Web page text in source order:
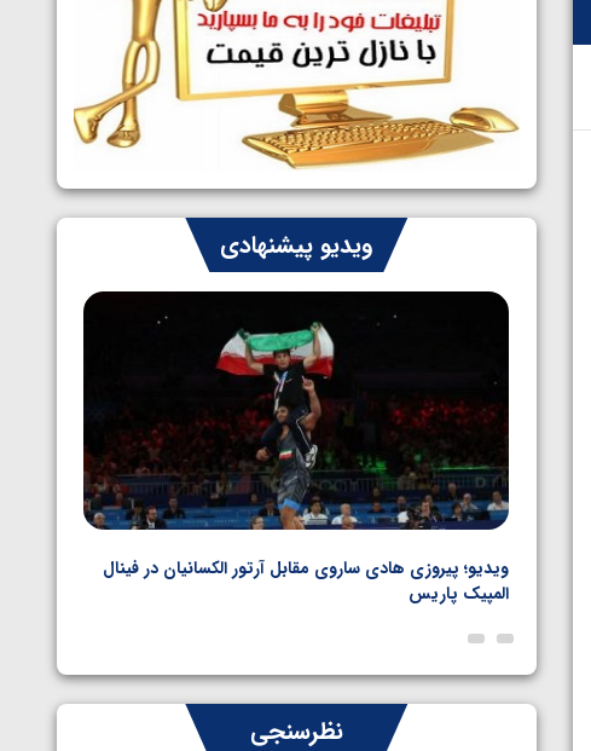
ایران چشم به راه چهار مدال در پنج وزن
دوم کشتی فرنگی نوجوانان جهان
1405/05/06
ویدیو پیشنهادی
ویدیو؛ پیروزی هادی ساروی مقابل آرتور الکسانیان در فینال
المپیک پاریس
نظرسنجی